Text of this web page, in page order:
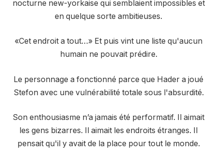
nocturne new-yorkaise qui semblaient impossibles et
en quelque sorte ambitieuses.
«Cet endroit a tout…» Et puis vint une liste qu'aucun
humain ne pouvait prédire.
Le personnage a fonctionné parce que Hader a joué
Stefon avec une vulnérabilité totale sous l'absurdité.
Son enthousiasme n’a jamais été performatif. Il aimait
les gens bizarres. Il aimait les endroits étranges. Il
pensait qu'il y avait de la place pour tout le monde.